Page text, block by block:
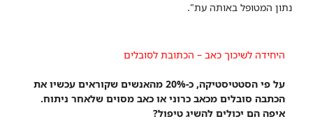
נתון המטופל באותה עת".
היחידה לשיכוך כאב – הכתובת לסובלים
על פי הסטטיסטיקה, כ-20% מהאנשים שקוראים עכשיו את
הכתבה סובלים מכאב כרוני או כאב מסוים שלאחר ניתוח.
איפה הם יכולים להשיג טיפול?